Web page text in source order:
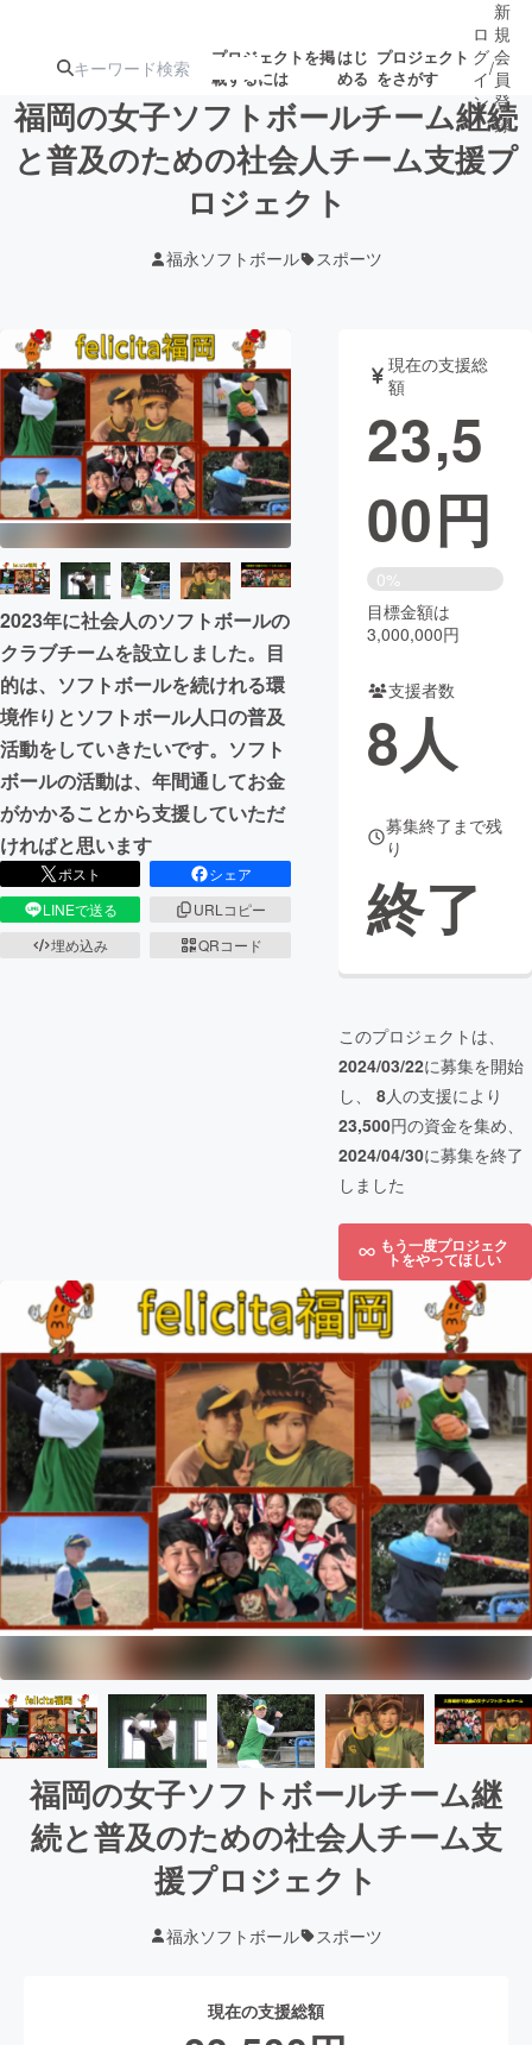
プロジェクトを掲
載するには
はじ
める
プロジェクト
をさがす
注目の新着プロ募集終了が近いプ
テクノロジー・ガジェット
映像・映画 書籍・雑誌
ビジネス・起業 チャレンジ
まちづくり・地域活性化
CAMPFIRE for Social Good
CAMPFIRE Creation
CAMPFIREふるさと納税machi-ya コミュニティ
ロ
グ
イ
ン
/
新
規
会
員
登
録
福岡の女子ソフトボールチーム継続
と普及のための社会人チーム支援プ
ロジェクト
福永ソフトボール スポーツ
2023年に社会人のソフトボールの
クラブチームを設立しました。目
的は、ソフトボールを続けれる環
境作りとソフトボール人口の普及
活動をしていきたいです。ソフト
ボールの活動は、年間通してお金
がかかることから支援していただ
ければと思います
ポスト
シェア
LINEで送る
URLコピー
埋め込み
QRコード
現在の支援総
額
23,5
00円
0%
目標金額は
3,000,000円
支援者数
8人
募集終了まで残
り
終了
このプロジェクトは、
2024/03/22に募集を開始
し、 8人の支援により
23,500円の資金を集め、
2024/04/30に募集を終了
しました
もう一度プロジェク
トをやってほしい
福岡の女子ソフトボールチーム継
続と普及のための社会人チーム支
援プロジェクト
福永ソフトボール スポーツ
現在の支援総額